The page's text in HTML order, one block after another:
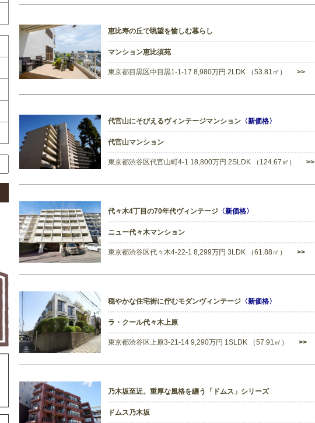
恵比寿の丘で眺望を愉しむ暮らし
マンション恵比須苑
東京都目黒区中目黒1-1-17 8,980万円 2LDK （53.81㎡） >>
代官山にそびえるヴィンテージマンション 〈新価格〉
代官山マンション
東京都渋谷区代官山町4-1 18,800万円 2SLDK （124.67㎡） >>
代々木4丁目の70年代ヴィンテージ 〈新価格〉
ニュー代々木マンション
東京都渋谷区代々木4-22-1 8,299万円 3LDK （61.88㎡） >>
穏やかな住宅街に佇むモダンヴィンテージ 〈新価格〉
ラ・クール代々木上原
東京都渋谷区上原3-21-14 9,290万円 1SLDK （57.91㎡） >>
乃木坂至近。重厚な風格を纏う「ドムス」シリーズ
ドムス乃木坂